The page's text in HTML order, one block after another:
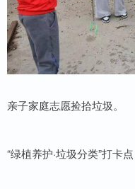
亲子家庭志愿捡拾垃圾。
“绿植养护·垃圾分类”打卡